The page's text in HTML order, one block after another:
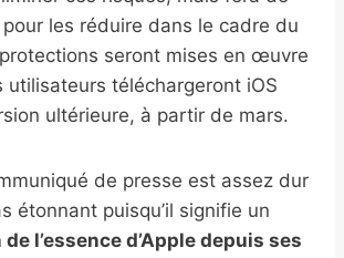
les réduire dans le cadre du
seront mises en œuvre
utilisateurs téléchargeront iOS
ultérieure, à partir de mars.
de presse est assez dur
étonnant puisqu’il signifie un
l’essence d’Apple depuis ses